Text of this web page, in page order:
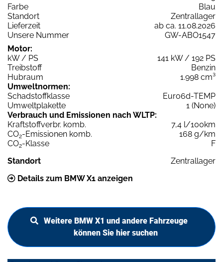
Farbe
Blau
Standort
Zentrallager
Lieferzeit
ab ca. 11.08.2026
Unsere Nummer
GW-ABO1547
Motor:
kW / PS
141 kW / 192 PS
Treibstoff
Benzin
Hubraum
1.998 cm³
Umweltnormen:
Schadstoffklasse
Euro6d-TEMP
Umweltplakette
1 (None)
Verbrauch und Emissionen nach WLTP:
Kraftstoffverbr. komb.
7,4 l/100km
CO2-Emissionen komb.
168 g/km
CO2-Klasse
F
Standort
Zentrallager
Details zum BMW X1 anzeigen
Weitere BMW X1 und andere Fahrzeuge
können Sie hier suchen